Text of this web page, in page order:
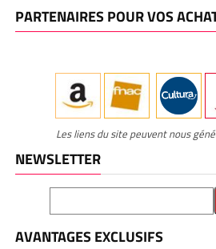
PARTENAIRES POUR VOS
Les liens du site peuvent nous
NEWSLETTER
AVANTAGES EXCLUSIFS